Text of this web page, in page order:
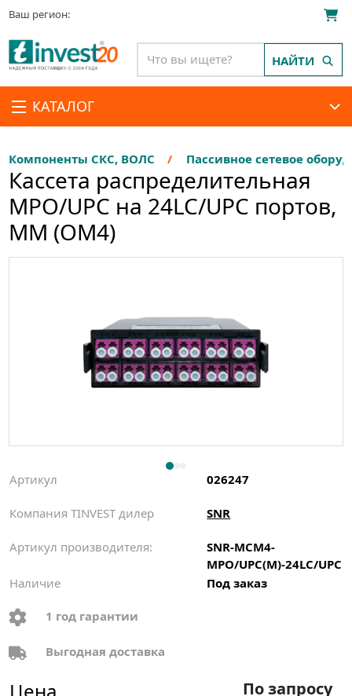
Ваш регион:
КАТАЛОГ
НАЙТИ
Компоненты СКС, ВОЛС Пассивное сетевое
Кассета распределительная
MPO/UPC на 24LC/UPC портов,
MM (OM4)
Артикул 026247
Компания TINVEST дилер SNR
Артикул производителя:
SNR-MCM4-
MPO/UPC(M)-24LC/UPC
Наличие
Под заказ
1 год гарантии
Выгодная доставка
Цена По запросу